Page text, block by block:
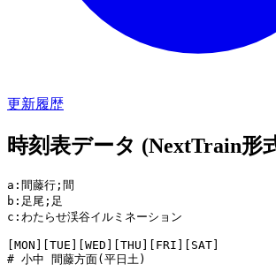
更新履歴
時刻表データ (NextTrain形
a:間藤行;間
b:足尾;足
c:わたらせ渓谷イルミネーション
[MON][TUE][WED][THU][FRI][SAT]
# 小中 間藤方面(平日土)